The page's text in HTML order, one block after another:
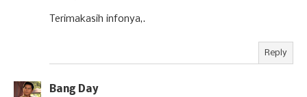
Terimakasih infonya,.
Reply
Bang Day